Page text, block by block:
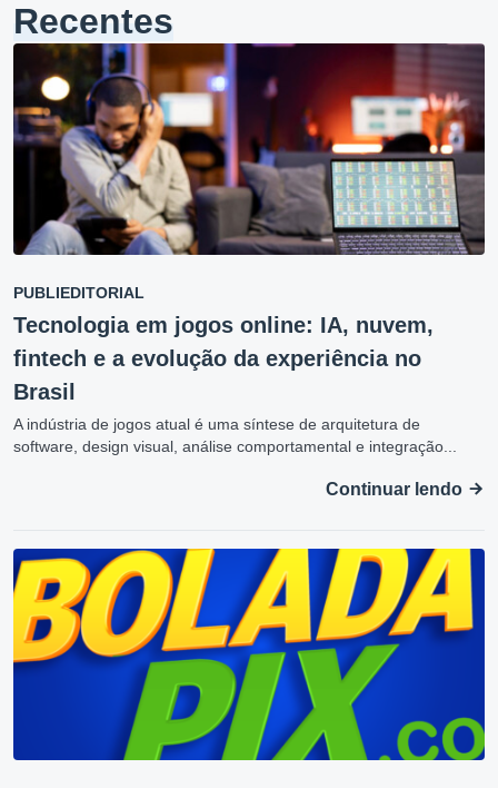
Recentes
PUBLIEDITORIAL
Tecnologia em jogos online: IA, nuvem,
fintech e a evolução da experiência no
Brasil
A indústria de jogos atual é uma síntese de arquitetura de
software, design visual, análise comportamental e integração...
Continuar lendo